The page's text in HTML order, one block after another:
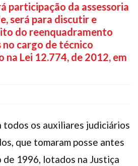
participação da assessoria
será para discutir e
do reenquadramento
no cargo de técnico
Lei 12.774, de 2012, em
todos os auxiliares judiciários
que tomaram posse antes
de 1996, lotados na Justiça